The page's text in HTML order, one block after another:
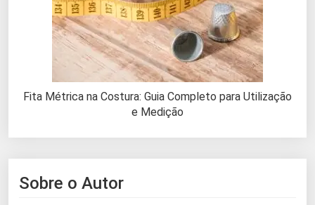
Fita Métrica na Costura: Guia Completo para Utilização
e Medição
Sobre o Autor